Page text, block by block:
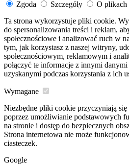
Zgoda Szczegóły
O plikach
Ta strona wykorzystuje pliki cookie.
do spersonalizowania treści i reklam,
społecznościowe i analizować ruch w
tym, jak korzystasz z naszej witryny,
społecznościowym, reklamowym i
połączyć te informacje z innymi
uzyskanymi podczas korzystania z ich
Wymagane
Niezbędne pliki cookie przyczyniają
poprzez umożliwianie podstawowych
na stronie i dostęp do bezpiecznych
Strona internetowa nie może
ciasteczek.
Google